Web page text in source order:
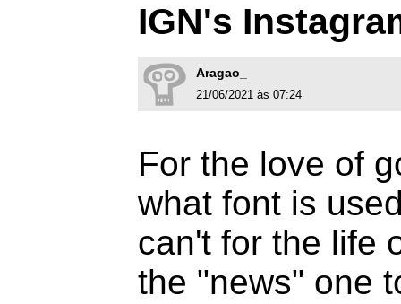
IGN's
Aragao_
21/06/2021 às 07:24
For the love of
what font is
can't for the life
the "news" one